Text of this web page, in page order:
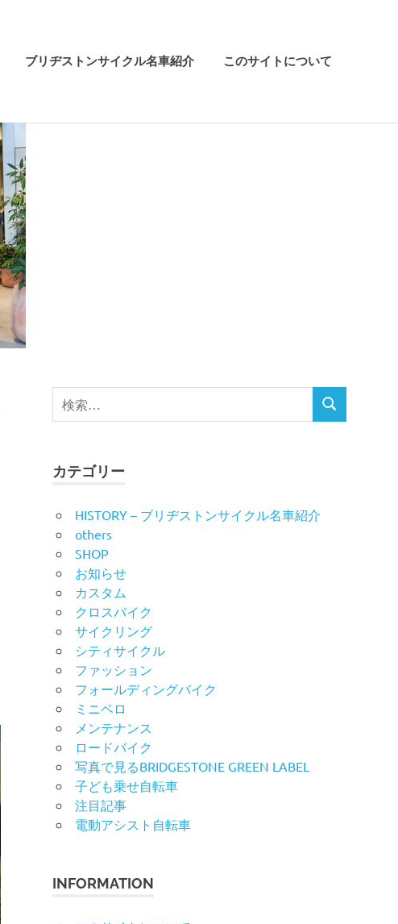
ブリヂストンサイクル名車紹介 このサイトについて
検
索
検
索
カテゴリー
HISTORY – ブリヂストンサイクル名車紹介
others
SHOP
お知らせ
カスタム
クロスバイク
サイクリング
シティサイクル
ファッション
フォールディングバイク
ミニベロ
メンテナンス
ロードバイク
写真で見るBRIDGESTONE GREEN LABEL
子ども乗せ自転車
注目記事
電動アシスト自転車
INFORMATION